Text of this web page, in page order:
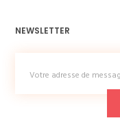
NEWSLETTER